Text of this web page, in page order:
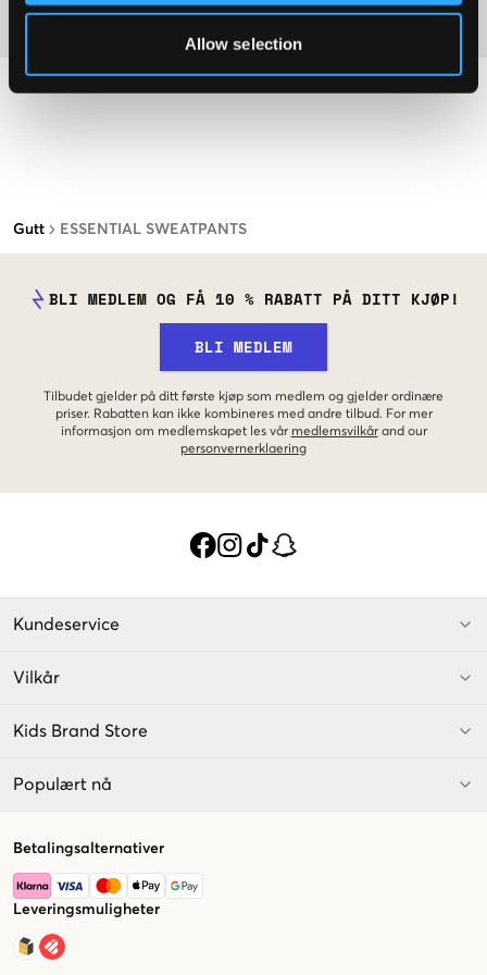
Allow selection
Gutt ESSENTIAL SWEATPANTS
BLI MEDLEM OG FÅ 10 % RABATT PÅ DITT KJØP!
BLI MEDLEM
Tilbudet gjelder på ditt første kjøp som medlem og gjelder ordinære
priser. Rabatten kan ikke kombineres med andre tilbud. For mer
informasjon om medlemskapet les vår medlemsvilkår and our
personvernerklaering
Kundeservice
Vilkår
Kids Brand Store
Populært nå
Betalingsalternativer
Leveringsmuligheter